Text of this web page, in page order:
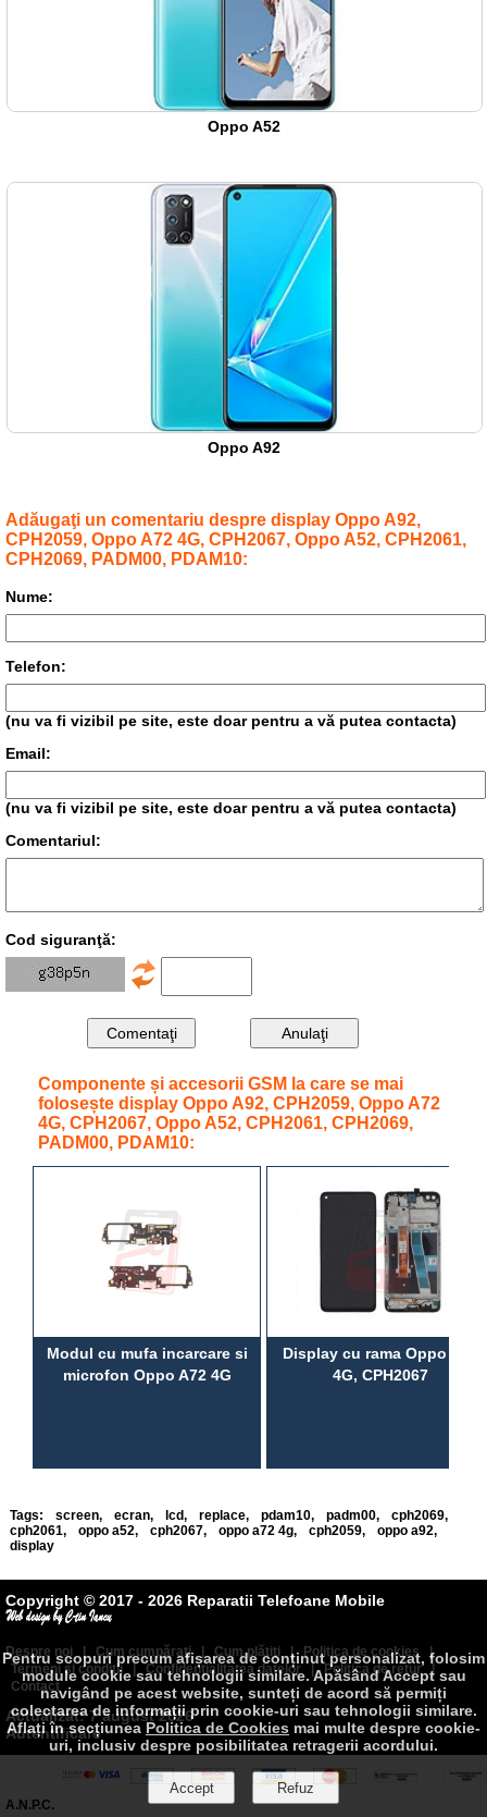
Oppo A52
Oppo A92
Adăugaţi un comentariu despre display Oppo A92,
CPH2059, Oppo A72 4G, CPH2067, Oppo A52, CPH2061,
CPH2069, PADM00, PDAM10:
Nume:
Telefon:
(nu va fi vizibil pe site, este doar pentru a vă putea contacta)
Email:
(nu va fi vizibil pe site, este doar pentru a vă putea contacta)
Comentariul:
Cod siguranţă:
Componente și accesorii GSM la care se mai
folosește display Oppo A92, CPH2059, Oppo A72
4G, CPH2067, Oppo A52, CPH2061, CPH2069,
PADM00, PDAM10:
Modul cu mufa incarcare si
microfon Oppo A72 4G
Display cu rama Oppo A72
4G, CPH2067
Tags: screen, ecran, lcd, replace, pdam10, padm00, cph2069,
cph2061, oppo a52, cph2067, oppo a72 4g, cph2059, oppo a92,
display
Copyright © 2017 - 2026 Reparatii Telefoane Mobile
Despre noi Cum cumpăraţi Cum plătiţi | Politica de cookies
|
Termeni şi condiţii
Confidenţialitatea datelor Politica de retur
|
Contact
Actualizat: 7 august 2026
Autentificare
A.N.P.C.
Pentru scopuri precum afișarea de conținut personalizat, folosim
module cookie sau tehnologii similare. Apăsând Accept sau
navigând pe acest website, sunteți de acord să permiți
colectarea de informații prin cookie-uri sau tehnologii similare.
Aflați în secțiunea Politica de Cookies mai multe despre cookie-
uri, inclusiv despre posibilitatea retragerii acordului.